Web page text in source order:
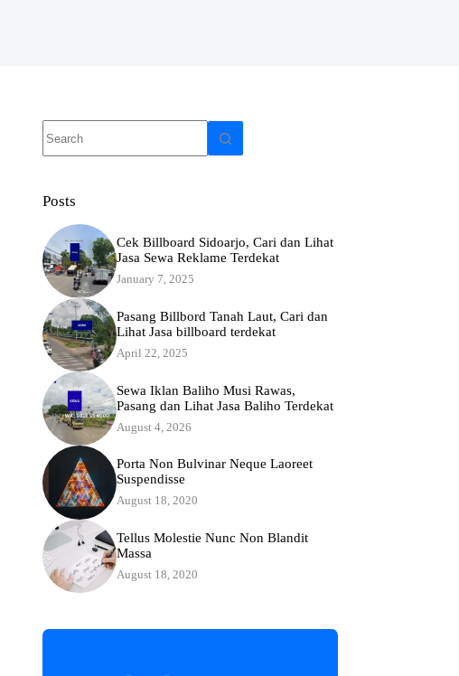
results
Posts
Cek Billboard Sidoarjo, Cari dan Lihat
Jasa Sewa Reklame Terdekat
January 7, 2025
Pasang Billbord Tanah Laut, Cari dan
Lihat Jasa billboard terdekat
April 22, 2025
Sewa Iklan Baliho Musi Rawas,
Pasang dan Lihat Jasa Baliho Terdekat
August 4, 2026
Porta Non Bulvinar Neque Laoreet
Suspendisse
August 18, 2020
Tellus Molestie Nunc Non Blandit
Massa
August 18, 2020